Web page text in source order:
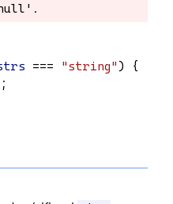
=== "string") {